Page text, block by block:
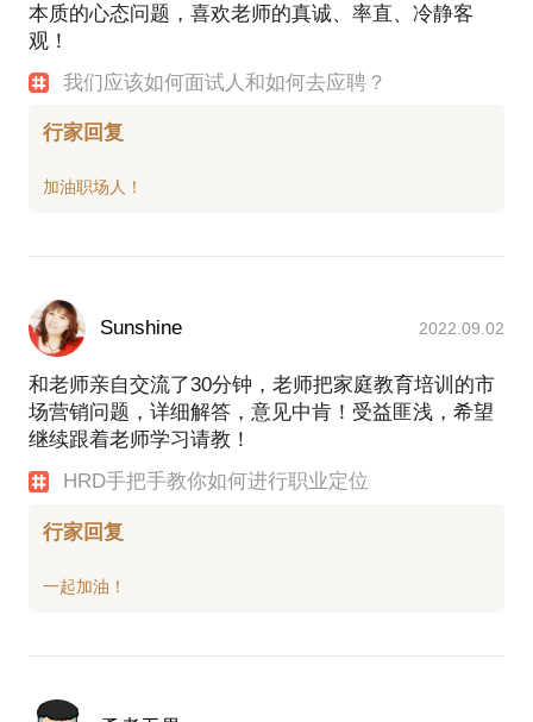
本质的心态问题，喜欢老师的真诚、率直、冷静客
观！
我们应该如何面试人和如何去应聘？
行家回复
Sunshine 2022.09.02
和老师亲自交流了30分钟，老师把家庭教育培训的市
场营销问题，详细解答，意见中肯！受益匪浅，希望
继续跟着老师学习请教！
HRD手把手教你如何进行职业定位
行家回复